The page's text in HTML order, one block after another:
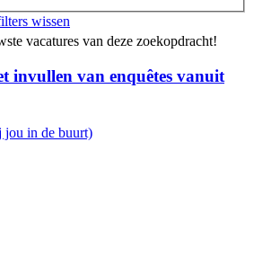
wissen
vacatures van deze zoekopdracht!
invullen van enquêtes vanuit
in de buurt)